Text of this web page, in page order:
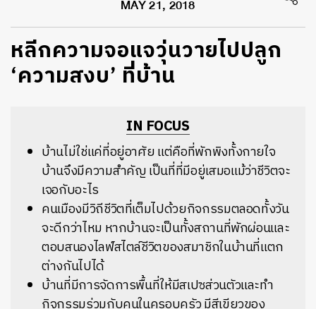
MAY 21, 2018
หลีกความจอแจวุ่นวายไปปลูก
‘ความสงบ’ ที่บ้าน
IN FOCUS
บ้านไม่ใช่แค่ที่อยู่อาศัย แต่คือที่พักพิงทั้งกายใจ
บ้านจึงมีความสำคัญ เป็นที่ที่มีอยู่เสมอแม้ว่าชีวิตจะ
เจอกับอะไร
คนเมืองมีวิถีชีวิตที่เต็มไปด้วยกิจกรรมตลอดทั้งวัน
จะดีกว่าไหม หากบ้านจะเป็นทั้งสถานที่พักผ่อนและ
ตอบสนองไลฟ์สไตล์ชีวิตของสมาชิกในบ้านที่แตก
ต่างกันไปได้
บ้านที่มีการจัดการพื้นที่ให้มีสเปซส่วนตัวและทำ
กิจกรรมร่วมกับคนในครอบครัว มีสีเขียวของ